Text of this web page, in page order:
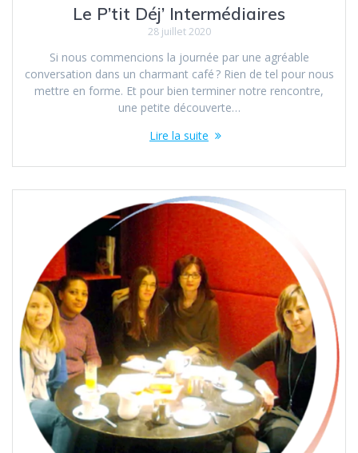
Le P’tit Déj’ Intermédiaires
28 juillet 2020
Si nous commencions la journée par une agréable
conversation dans un charmant café ? Rien de tel pour nous
mettre en forme. Et pour bien terminer notre rencontre,
une petite découverte…
Lire la suite